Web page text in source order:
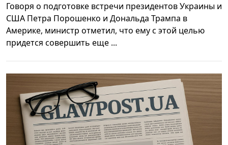
Говоря о подготовке встречи президентов Украины и
США Петра Порошенко и Дональда Трампа в
Америке, министр отметил, что ему с этой целью
придется совершить еще ...